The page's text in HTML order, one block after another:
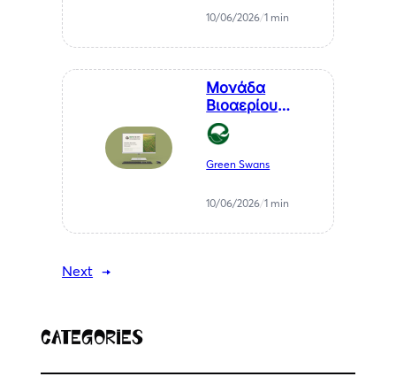
ενέργεια
10/06/2026/1 min
Μονάδα
Βιοαερίου
Βιοστερεά Α.Ε.
στον Μελιγαλά
Green Swans
10/06/2026/1 min
Next →
Categories